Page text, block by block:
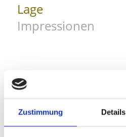
Zustimmung Details
Lage
Impressionen